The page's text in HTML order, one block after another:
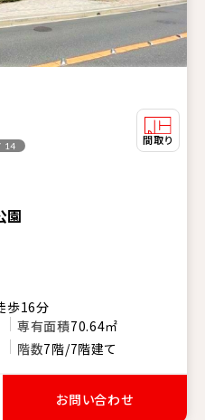
園
14
歩16分
専有面積70.64㎡
階数7階/7階建て
お問い合わせ